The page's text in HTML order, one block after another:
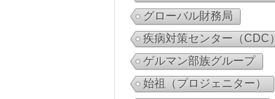
グローバル財務局
疾病対策センター（CDC）
ゲルマン部族グループ
始祖（プロジェニター）